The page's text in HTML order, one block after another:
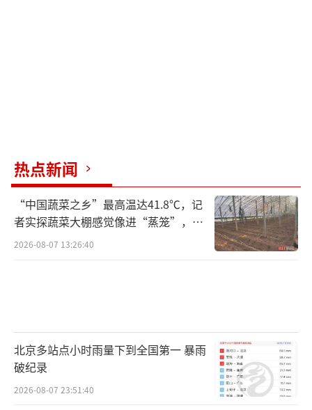
二维码；最后，编造各种谎言，引导被害人进
行多笔小额转账，最终导致家庭财产遭受损
失。本案中，被害人年龄大多在8到18岁之间，
每人被骗金额在300元到2万元不等。目前，涉
案犯罪嫌疑人已被依法刑事拘留，案件已移送
次提醒家长，一定要看管好自己的手机和支付
账户，及时关注孩子的网络行为，加强对孩子
的网络安全教育，共同筑起安全防线。（责任编
热点新闻
“中国蔬菜之乡”最高温达41.8℃，记
者实探蔬菜大棚感觉像进“蒸笼”，有
村民称只能凌晨两点起来干活
2026-08-07 13:26:40
北京多站点小时雨量下到全国第一 暴雨
破纪录
2026-08-07 23:51:40